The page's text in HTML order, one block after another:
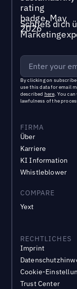
Schließ dich
By clicking on
use this data for email
described here. You
lawfulness of the
FIRMA
Über
Karriere
KI Information
Whistleblower
COMPARE
Yext
RECHTLICHES
Imprint
Cookie-
Trust Center